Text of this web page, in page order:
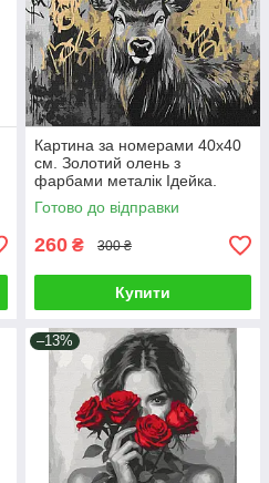
Картина за номерами 40х40
см. Золотий олень з
фарбами металік Ідейка.
KHO6725
Готово до відправки
260 ₴ 300 ₴
Купити
–13%